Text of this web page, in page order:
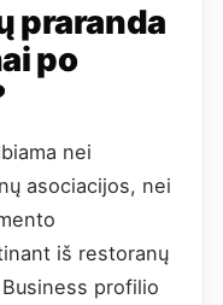
praranda
po
nei
asociacijos, nei
iš restoranų
profilio